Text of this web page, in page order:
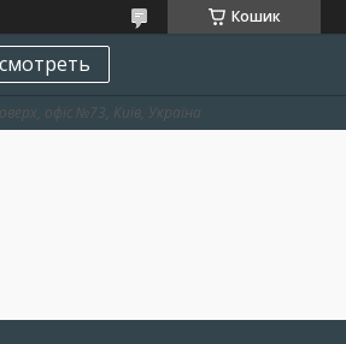
Кошик
офіс №73, Київ, Україна